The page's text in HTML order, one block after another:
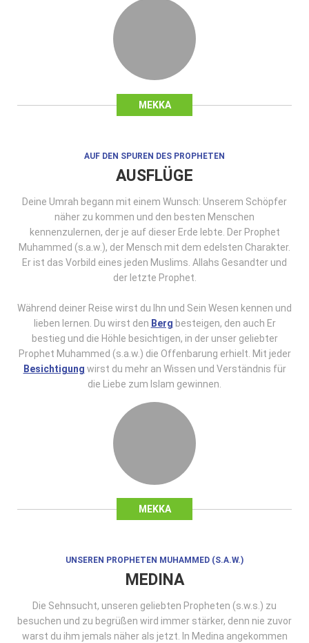
MEKKA
MEKKA
AUF DEN SPUREN DES PROPHETEN
AUSFLÜGE
Deine Umrah begann mit einem Wunsch: Unserem Schöpfer
näher zu kommen und den besten Menschen
kennenzulernen, der je auf dieser Erde lebte. Der Prophet
Muhammed (s.a.w.), der Mensch mit dem edelsten Charakter.
Er ist das Vorbild eines jeden Muslims. Allahs Gesandter und
der letzte Prophet.
Während deiner Reise wirst du Ihn und Sein Wesen kennen und
lieben lernen. Du wirst den Berg besteigen, den auch Er
bestieg und die Höhle besichtigen, in der unser geliebter
Prophet Muhammed (s.a.w.) die Offenbarung erhielt. Mit jeder
Besichtigung wirst du mehr an Wissen und Verständnis für
die Liebe zum Islam gewinnen.
UNSEREN PROPHETEN MUHAMMED (S.A.W.)
MEDINA
Die Sehnsucht, unseren geliebten Propheten (s.w.s.) zu
besuchen und zu begrüßen wird immer stärker, denn nie zuvor
warst du ihm jemals näher als jetzt. In Medina angekommen